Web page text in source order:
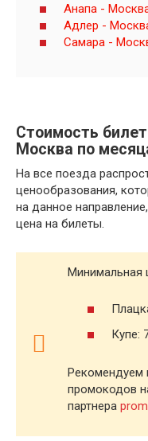
Анапа -
Адлер -
Самара -
Стоимость
Москва по
На все поезда
ценообразования,
на данное
цена на билеты.
Минимальная
Купе:
Рекомендуем
промокодов
партнера